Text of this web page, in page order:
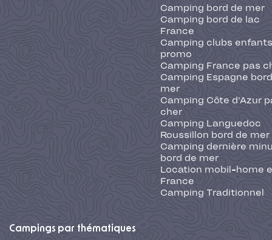
Camping bord de mer
Camping bord de lac
France
Camping clubs
promo
Camping France pas
Camping Espagne
mer
Camping Côte d'Azur
cher
Camping Languedoc
Roussillon bord de mer
Camping dernière
bord de mer
Location mobil-home
France
Camping Traditionnel
Campings par thématiques